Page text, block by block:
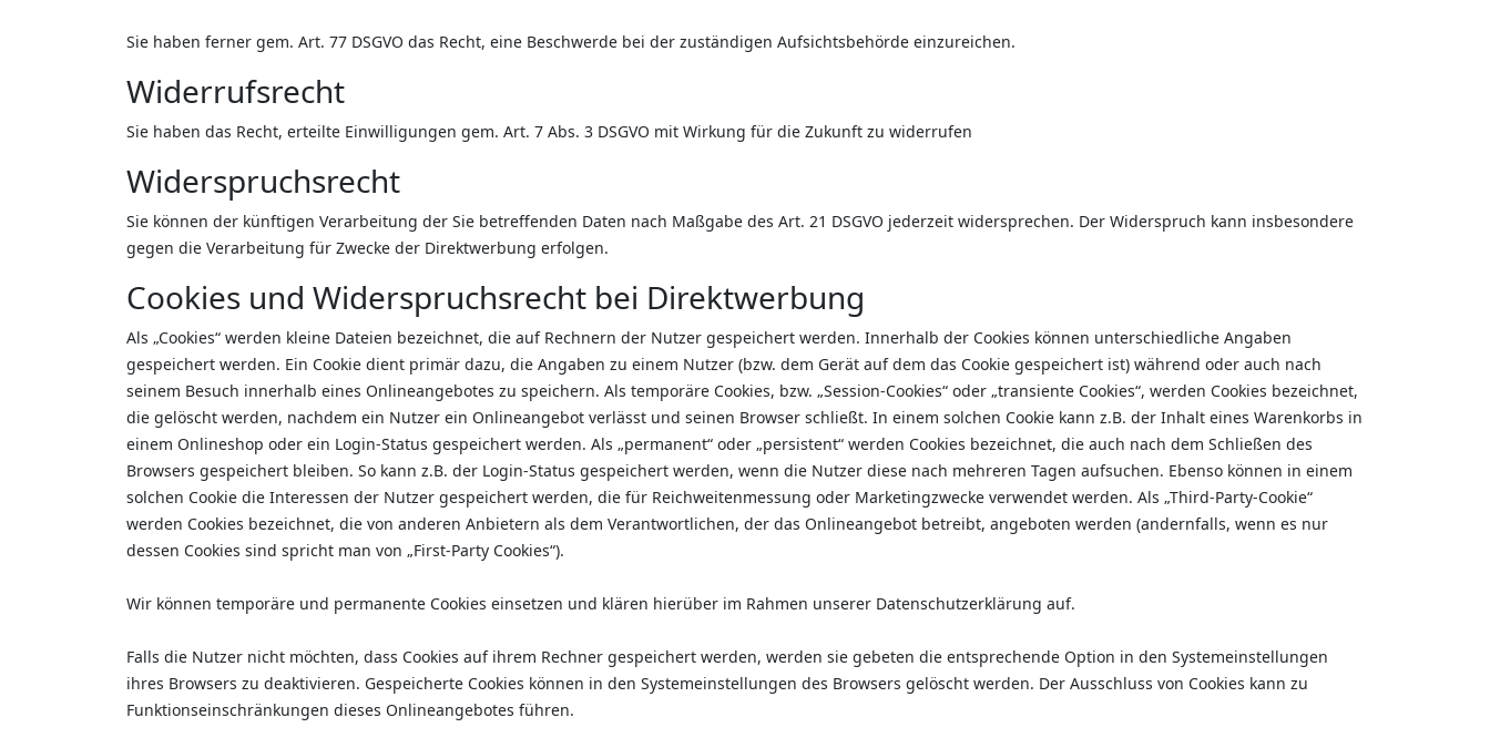
Sie haben ferner gem. Art. 77 DSGVO das Recht, eine Beschwerde bei der zuständigen Aufsichtsbehörde einzureichen.
Widerrufsrecht
Sie haben das Recht, erteilte Einwilligungen gem. Art. 7 Abs. 3 DSGVO mit Wirkung für die Zukunft zu widerrufen
Widerspruchsrecht
Sie können der künftigen Verarbeitung der Sie betreffenden Daten nach Maßgabe des Art. 21 DSGVO jederzeit widersprechen. Der Widerspruch kann insbesondere
gegen die Verarbeitung für Zwecke der Direktwerbung erfolgen.
Cookies und Widerspruchsrecht bei Direktwerbung
Als „Cookies“ werden kleine Dateien bezeichnet, die auf Rechnern der Nutzer gespeichert werden. Innerhalb der Cookies können unterschiedliche Angaben
gespeichert werden. Ein Cookie dient primär dazu, die Angaben zu einem Nutzer (bzw. dem Gerät auf dem das Cookie gespeichert ist) während oder auch nach
seinem Besuch innerhalb eines Onlineangebotes zu speichern. Als temporäre Cookies, bzw. „Session-Cookies“ oder „transiente Cookies“, werden Cookies bezeichnet,
die gelöscht werden, nachdem ein Nutzer ein Onlineangebot verlässt und seinen Browser schließt. In einem solchen Cookie kann z.B. der Inhalt eines Warenkorbs in
einem Onlineshop oder ein Login-Status gespeichert werden. Als „permanent“ oder „persistent“ werden Cookies bezeichnet, die auch nach dem Schließen des
Browsers gespeichert bleiben. So kann z.B. der Login-Status gespeichert werden, wenn die Nutzer diese nach mehreren Tagen aufsuchen. Ebenso können in einem
solchen Cookie die Interessen der Nutzer gespeichert werden, die für Reichweitenmessung oder Marketingzwecke verwendet werden. Als „Third-Party-Cookie“
werden Cookies bezeichnet, die von anderen Anbietern als dem Verantwortlichen, der das Onlineangebot betreibt, angeboten werden (andernfalls, wenn es nur
dessen Cookies sind spricht man von „First-Party Cookies“).
Wir können temporäre und permanente Cookies einsetzen und klären hierüber im Rahmen unserer Datenschutzerklärung auf.
Falls die Nutzer nicht möchten, dass Cookies auf ihrem Rechner gespeichert werden, werden sie gebeten die entsprechende Option in den Systemeinstellungen
ihres Browsers zu deaktivieren. Gespeicherte Cookies können in den Systemeinstellungen des Browsers gelöscht werden. Der Ausschluss von Cookies kann zu
Funktionseinschränkungen dieses Onlineangebotes führen.